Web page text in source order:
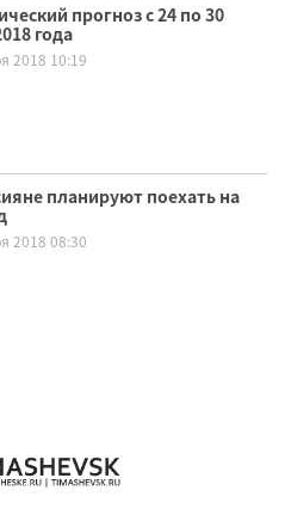
прогноз с 24 по 30
года
2018 10:19
планируют поехать на
2018 08:30